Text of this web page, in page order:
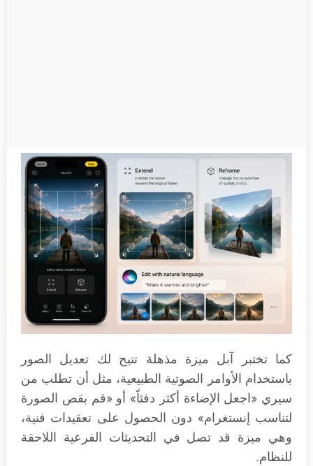
كما تختبر آبل ميزة مذهلة تتيح لك تعديل الصور
باستخدام الأوامر الصوتية الطبيعية، مثل أن تطلب من
سيري «اجعل الإضاءة أكثر دفئاً» أو «قم بقص الصورة
لتناسب إنستغرام» دون الحصول على تعقيدات فنية،
وهي ميزة قد تصل في التحديثات الفرعية اللاحقة
للنظام.